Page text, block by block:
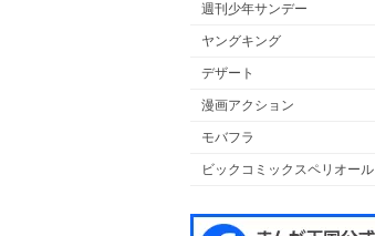
週刊少年サンデー
ヤングキング
デザート
漫画アクション
モバフラ
ビックコミックスペリオール